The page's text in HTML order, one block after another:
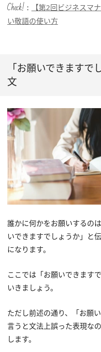
Check!：
【第2回ビジネスマ
い敬語の使い方
「お願いできますで
文
誰かに何かをお願いするの
いできますでしょうか」と
になります。
ここでは「お願いできます
いきましょう。
ただし前述の通り、「お願
言うと文法上誤った表現な
します。